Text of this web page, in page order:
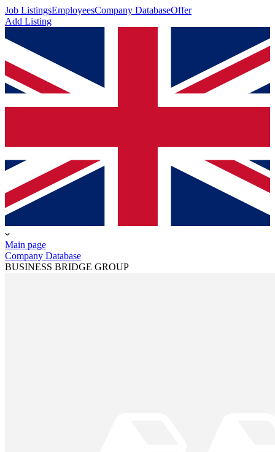
Job ListingsEmployeesCompany DatabaseOffer
Add Listing
Main page
Company Database
BUSINESS BRIDGE GROUP